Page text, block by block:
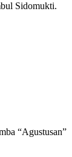
Sidomukti.
“Agustusan”